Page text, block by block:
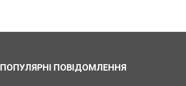
ПОПУЛЯРНІ ПОВІДОМЛЕННЯ